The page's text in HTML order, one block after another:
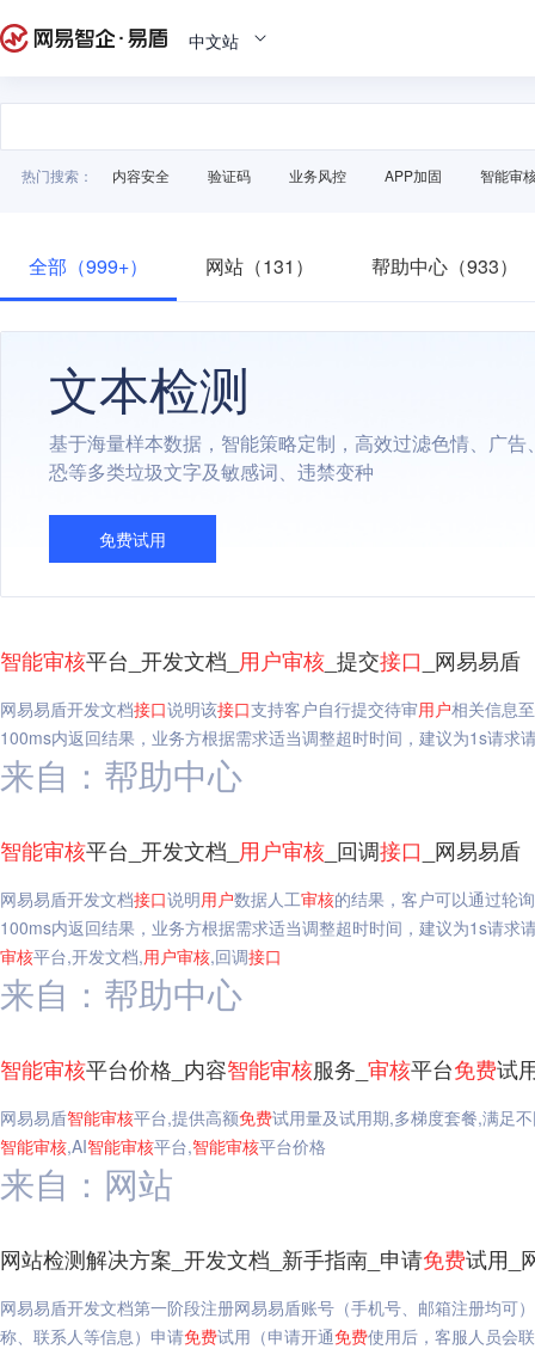
中文站
热门搜索： 内容安全 验证码 业务风控 APP加固 智能审
全部（999+） 网站（131） 帮助中心（933）
文本检测
基于海量样本数据，智能策略定制，高效过滤色情、广告
恐等多类垃圾文字及敏感词、违禁变种
免费试用
智能审核平台_开发文档_ 用户审核 _提交接口 _网易易盾
网易易盾开发文档接口说明该接口支持客户自行提交待审用户相关信息
100ms内返回结果，业务方根据需求适当调整超时时间，建议为1s请求
来自：帮助中心
智能审核平台_开发文档_ 用户审核 _回调接口 _网易易盾
网易易盾开发文档接口说明用户数据人工审核的结果，客户可以通过轮
100ms内返回结果，业务方根据需求适当调整超时时间，建议为1s请
审核平台,开发文档,用户审核,回调接口
来自：帮助中心
智能审核平台价格_内容智能审核服务_ 审核平台免费试
网易易盾智能审核平台,提供高额免费试用量及试用期,多梯度套餐,满足
智能审核,AI智能审核平台,智能审核平台价格
来自：网站
网站检测解决方案_开发文档_新手指南_申请免费试用_
网易易盾开发文档第一阶段注册网易易盾账号（手机号、邮箱注册均可
称、联系人等信息）申请免费试用（申请开通免费使用后，客服人员会